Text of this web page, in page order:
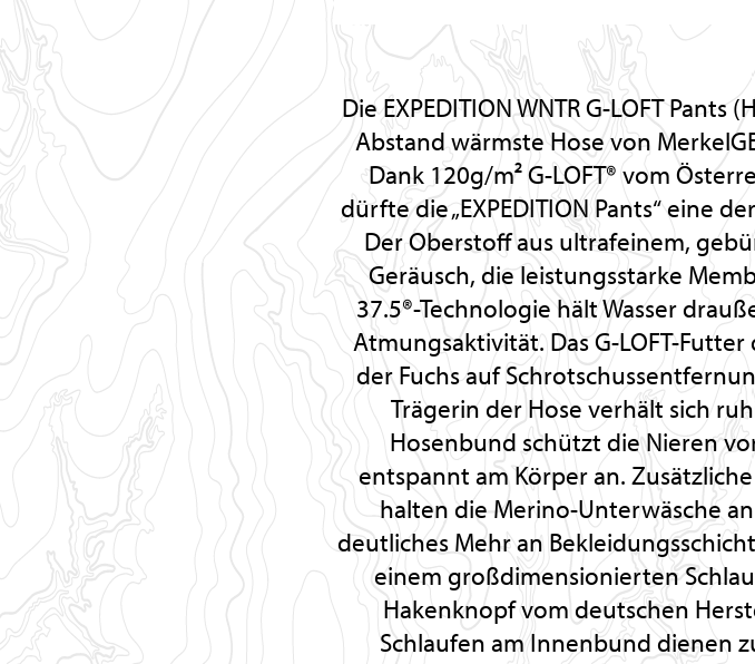
Die EXPEDITION WNTR G-LOFT
Abstand wärmste Hose von
Dank 120g/m² G-LOFT® vom
dürfte die „EXPEDITION Pants“ eine
Der Oberstoff aus ultrafeinem,
Geräusch, die leistungsstarke
37.5®-Technologie hält Wasser
Atmungsaktivität. Das G-LOFT-
der Fuchs auf
Trägerin der Hose verhält sich
Hosenbund schützt die Nieren
entspannt am Körper an.
halten die Merino-Unterwäsche
deutliches Mehr an
einem großdimensionierten
Hakenknopf vom deutschen
Schlaufen am Innenbund dienen